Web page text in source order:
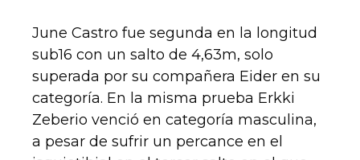
June Castro fue segunda en la longitud
sub16 con un salto de 4,63m, solo
superada por su compañera Eider en su
categoría. En la misma prueba Erkki
Zeberio venció en categoría masculina,
a pesar de sufrir un percance en el